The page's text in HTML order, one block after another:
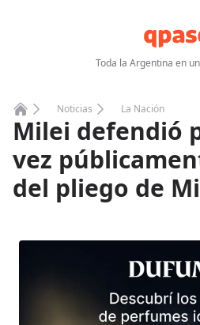
Toda la Argentina en
Home
Noticias La Nación
Milei defendió
vez
del pliego de